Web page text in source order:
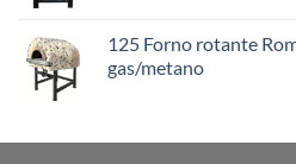
125 Forno rotante
gas/metano